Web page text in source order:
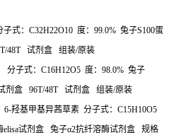
子式： C32H22O10 度： 99.0% 兔子S100蛋
48T 试剂盒 组装/原装
分子式： C16H12O5 度： 98.0% 兔子
剂盒 96T/48T 试剂盒 组装/原装
6-羟基甲基异茜草素 分子式： C15H10O5
elisa试剂盒 兔子α2抗纤溶酶试剂盒
规格